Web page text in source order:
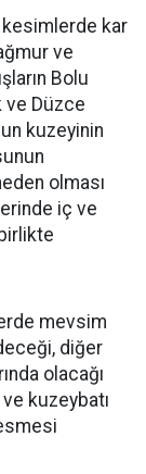
kesimlerde kar
ve
Bolu
ve Düzce
kuzeyinin
olması
iç ve
mevsim
diğer
olacağı
kuzeybatı